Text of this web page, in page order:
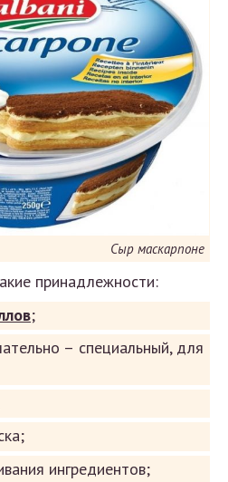
Сыр маскарпоне
принадлежности:
;
– специальный, для
ингредиентов;